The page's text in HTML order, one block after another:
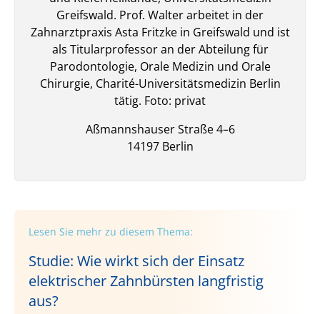
Greifswald. Prof. Walter arbeitet in der
Zahnarztpraxis Asta Fritzke in Greifswald und ist
als Titularprofessor an der Abteilung für
Parodontologie, Orale Medizin und Orale
Chirurgie, Charité-Universitätsmedizin Berlin
tätig. Foto: privat
Aßmannshauser Straße 4–6
14197 Berlin
Lesen Sie mehr zu diesem Thema:
Studie: Wie wirkt sich der Einsatz
elektrischer Zahnbürsten langfristig
aus?